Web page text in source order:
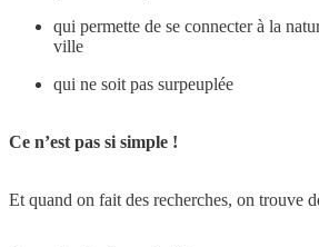
qui permette de se connecter à la
ville
qui ne soit pas surpeuplée
Ce n’est pas si simple !
Et quand on fait des recherches, on trouve